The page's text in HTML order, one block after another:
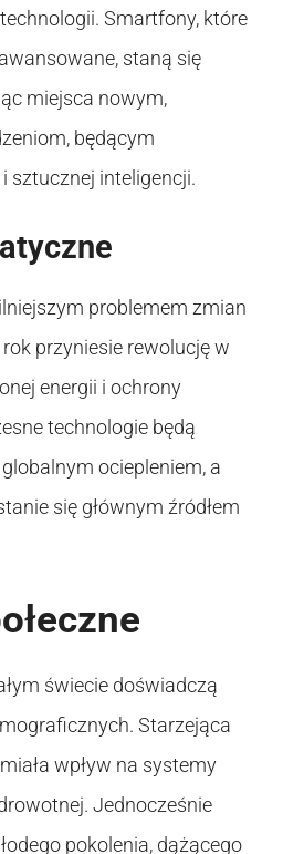
Smartfony, które
staną się
miejsca nowym,
będącym
sztucznej inteligencji.
problemem zmian
przyniesie rewolucję w
energii i ochrony
technologie będą
ociepleniem, a
się głównym źródłem
świecie doświadczą
Starzejąca
wpływ na systemy
Jednocześnie
pokolenia, dążącego